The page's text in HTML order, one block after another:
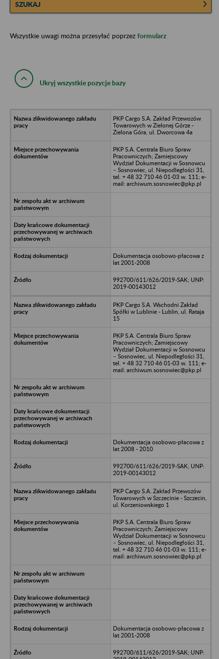
SZUKAJ
Wszystkie uwagi można przesyłać poprzez formularz
Ukryj wszystkie pozycje bazy
PKP Cargo S.A. Zakład Przewozów
Towarowych w Zielonej Górze -
Zielona Góra, ul. Dworcowa 4a
PKP S.A. Centrala Biuro Spraw
Pracowniczych; Zamiejscowy
Wydział Dokumentacji w Sosnowcu
– Sosnowiec, ul. Niepodległości 31,
tel. + 48 32 710 46 01-03 w. 111; e-
mail: archiwum.sosnowiec@pkp.pl
Dokumentacja osobowo-płacowa z
lat 2001-2008
992700/611/626/2019-SAK; UNP:
2019-00143012
PKP Cargo S.A. Wschodni Zakład
Spółki w Lublinie - Lublin, ul. Rataja
15
PKP S.A. Centrala Biuro Spraw
Pracowniczych; Zamiejscowy
Wydział Dokumentacji w Sosnowcu
– Sosnowiec, ul. Niepodległości 31,
tel. + 48 32 710 46 01-03 w. 111; e-
mail: archiwum.sosnowiec@pkp.pl
Dokumentacja osobowo-płacowa z
lat 2008 - 2010
992700/611/626/2019-SAK; UNP:
2019-00143012
PKP Cargo S.A. Zakład Przewozów
Towarowych w Szczecinie - Szczecin,
ul. Korzeniowskiego 1
PKP S.A. Centrala Biuro Spraw
Pracowniczych; Zamiejscowy
Wydział Dokumentacji w Sosnowcu
– Sosnowiec, ul. Niepodległości 31,
tel. + 48 32 710 46 01-03 w. 111; e-
mail: archiwum.sosnowiec@pkp.pl
Dokumentacja osobowo-płacowa z
lat 2001-2008
992700/611/626/2019-SAK; UNP: